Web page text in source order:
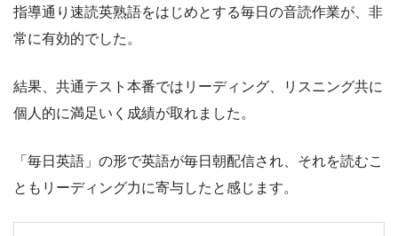
指導通り速読英熟語をはじめとする毎日の音読作業が、非
常に有効的でした。
結果、共通テスト本番ではリーディング、リスニング共に
個人的に満足いく成績が取れました。
「毎日英語」の形で英語が毎日朝配信され、それを読むこ
ともリーディング力に寄与したと感じます。